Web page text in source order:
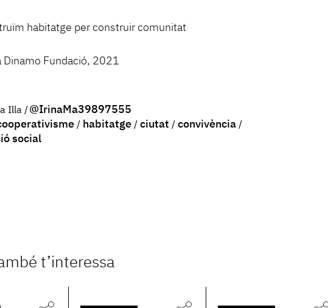
habitatge per construir comunitat
Dinamo Fundació, 2021
Illa
@IrinaMa39897555
habitatge ciutat
convivència
social
t’interessa